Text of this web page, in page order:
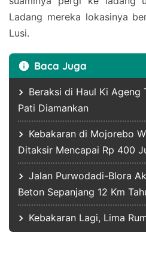
Ladang mereka lokasinya
Lusi.
Baca Juga
Beraksi di Haul Ki Ageng
Pati Diamankan
Kebakaran di Mojorebo
Ditaksir Mencapai Rp 400
Jalan Purwodadi-Blora
Beton Sepanjang 12 Km
Kebakaran Lagi, Lima